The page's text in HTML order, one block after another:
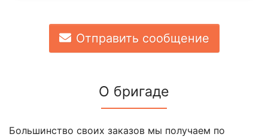
Отправить сообщение
О бригаде
Большинство своих заказов мы получаем по